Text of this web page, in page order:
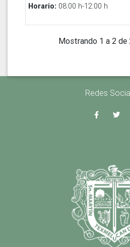
08:00 h-12:00 h
Mostrando 1 a 2
Redes